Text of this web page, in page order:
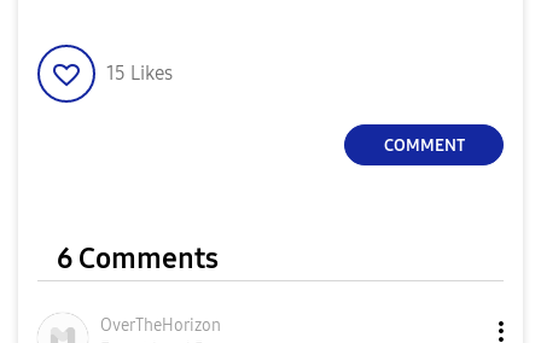
15 Likes
COMMENT
6 Comments
OverTheHorizon